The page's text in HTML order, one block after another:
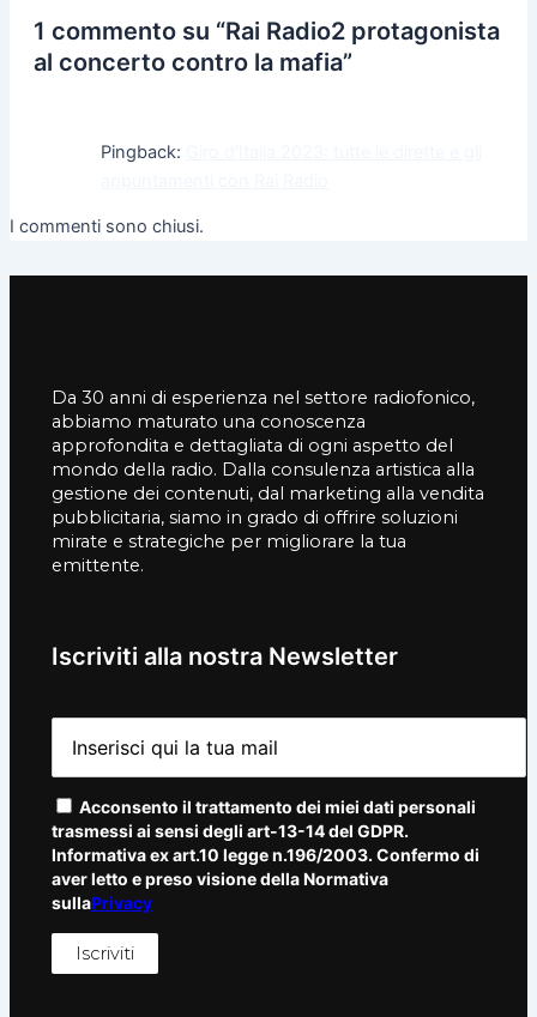
1 commento su “Rai Radio2 protagonista
al concerto contro la mafia”
Pingback:
I commenti sono chiusi.
Da 30 anni di esperienza nel settore radiofonico,
abbiamo maturato una conoscenza
approfondita e dettagliata di ogni aspetto del
mondo della radio. Dalla consulenza artistica alla
gestione dei contenuti, dal marketing alla vendita
pubblicitaria, siamo in grado di offrire soluzioni
mirate e strategiche per migliorare la tua
emittente.
Iscriviti alla nostra Newsletter
Acconsento il trattamento dei miei dati personali
trasmessi ai sensi degli art-13-14 del GDPR.
Informativa ex art.10 legge n.196/2003. Confermo di
aver letto e preso visione della Normativa
sullaPrivacy